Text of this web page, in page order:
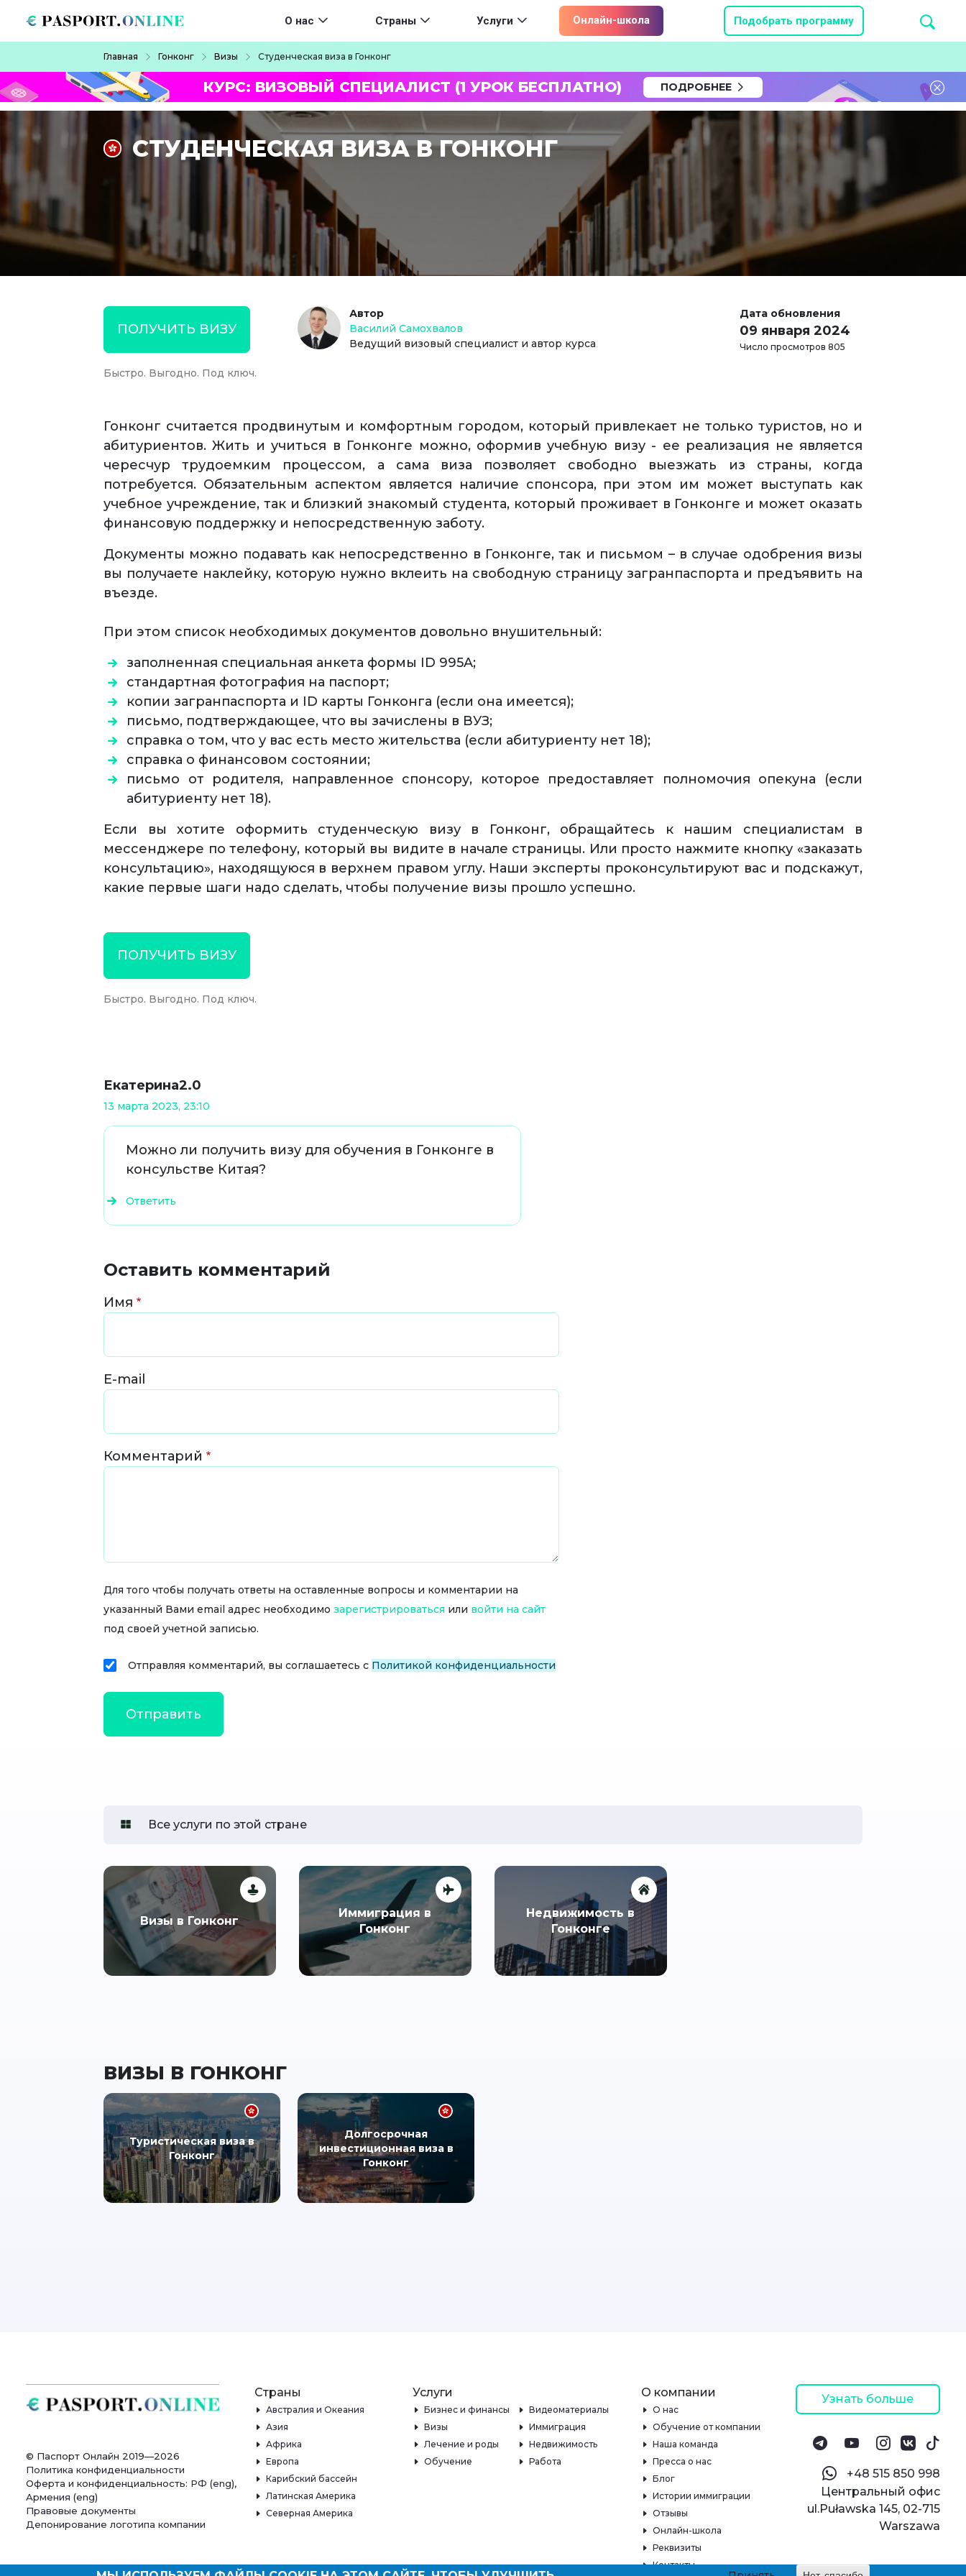
Main navigation
О нас Страны Услуги Онлайн-школа Подобрать программу
Главная Гонконг Визы Студенческая виза в Гонконг
КУРС: ВИЗОВЫЙ СПЕЦИАЛИСТ (1 УРОК БЕСПЛАТНО) ПОДРОБНЕЕ
СТУДЕНЧЕСКАЯ ВИЗА В ГОНКОНГ
ПОЛУЧИТЬ ВИЗУ
Быстро. Выгодно. Под ключ.
Автор
Василий Самохвалов
Ведущий визовый специалист и автор курса
Дата обновления
09 января 2024
Число просмотров 805
Гонконг считается продвинутым и комфортным городом, который привлекает не только туристов, но и
абитуриентов. Жить и учиться в Гонконге можно, оформив учебную визу - ее реализация не является
чересчур трудоемким процессом, а сама виза позволяет свободно выезжать из страны, когда
потребуется. Обязательным аспектом является наличие спонсора, при этом им может выступать как
учебное учреждение, так и близкий знакомый студента, который проживает в Гонконге и может оказать
финансовую поддержку и непосредственную заботу.
Документы можно подавать как непосредственно в Гонконге, так и письмом – в случае одобрения визы
вы получаете наклейку, которую нужно вклеить на свободную страницу загранпаспорта и предъявить на
въезде.
При этом список необходимых документов довольно внушительный:
заполненная специальная анкета формы ID 995A;
стандартная фотография на паспорт;
копии загранпаспорта и ID карты Гонконга (если она имеется);
письмо, подтверждающее, что вы зачислены в ВУЗ;
справка о том, что у вас есть место жительства (если абитуриенту нет 18);
справка о финансовом состоянии;
письмо от родителя, направленное спонсору, которое предоставляет полномочия опекуна (если
абитуриенту нет 18).
Если вы хотите оформить студенческую визу в Гонконг, обращайтесь к нашим специалистам в
мессенджере по телефону, который вы видите в начале страницы. Или просто нажмите кнопку «заказать
консультацию», находящуюся в верхнем правом углу. Наши эксперты проконсультируют вас и подскажут,
какие первые шаги надо сделать, чтобы получение визы прошло успешно.
ПОЛУЧИТЬ ВИЗУ
Быстро. Выгодно. Под ключ.
Екатерина2.0
13 марта 2023, 23:10
Можно ли получить визу для обучения в Гонконге в
консульстве Китая?
Ответить
Оставить комментарий
Имя
E-mail
Комментарий
Для того чтобы получать ответы на оставленные вопросы и комментарии на
указанный Вами email адрес необходимо зарегистрироваться или войти на сайт
под своей учетной записью.
Отправляя комментарий, вы соглашаетесь с Политикой конфиденциальности
Все услуги по этой стране
Визы в Гонконг
Иммиграция в
Гонконг
Недвижимость в
Гонконге
ВИЗЫ В ГОНКОНГ
Туристическая виза в
Гонконг
Долгосрочная
инвестиционная виза в
Гонконг
© Паспорт Онлайн 2019—2026
Политика конфиденциальности
Оферта и конфиденциальность: РФ (eng),
Армения (eng)
Правовые документы
Депонирование логотипа компании
Страны
Австралия и Океания
Азия
Африка
Европа
Карибский бассейн
Латинская Америка
Северная Америка
Услуги
Бизнес и финансы
Видеоматериалы
Визы
Иммиграция
Лечение и роды
Недвижимость
Обучение
Работа
О компании
О нас
Обучение от компании
Наша команда
Пресса о нас
Блог
Истории иммиграции
Отзывы
Онлайн-школа
Реквизиты
Контакты
Узнать больше
‪+48 515 850 998‬
Центральный офис
ul.Puławska 145, 02-715
Warszawa